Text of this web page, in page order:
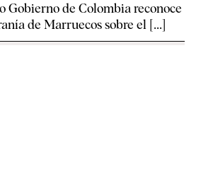
Gobierno de Colombia reconoce
de Marruecos sobre el [...]